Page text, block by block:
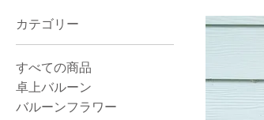
カテゴリー
すべての商品
卓上バルーン
バルーンフラワー